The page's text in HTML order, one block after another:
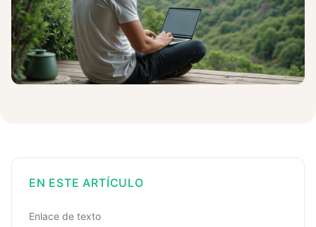
EN ESTE ARTÍCULO
Enlace de texto